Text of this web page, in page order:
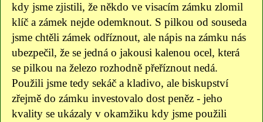
kdy jsme zjistili, že někdo ve visacím zámku zlomil
klíč a zámek nejde odemknout. S pilkou od souseda
jsme chtěli zámek odříznout, ale nápis na zámku nás
ubezpečil, že se jedná o jakousi kalenou ocel, která
se pilkou na železo rozhodně přeříznout nedá.
Použili jsme tedy sekáč a kladivo, ale biskupství
zřejmě do zámku investovalo dost peněz - jeho
kvality se ukázaly v okamžiku kdy jsme použili